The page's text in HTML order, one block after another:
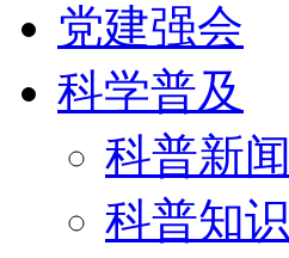
党建强会
科学普及
科普新闻
科普知识